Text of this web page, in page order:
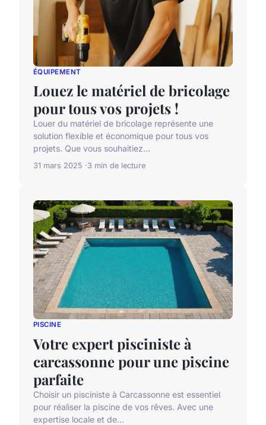
ÉQUIPEMENT
Louez le matériel de bricolage
pour tous vos projets !
Louer du matériel de bricolage représente une
solution flexible et économique pour tous vos
projets. Que vous souhaitiez...
31 mars 2025 3 min de lecture
PISCINE
Votre expert pisciniste à
carcassonne pour une piscine
parfaite
Choisir un pisciniste à Carcassonne est essentiel
pour réaliser la piscine de vos rêves. Avec une
expertise locale et de...